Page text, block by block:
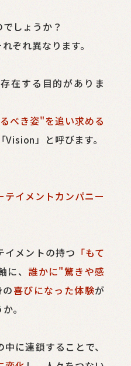
でしょうか？
ぞれ異なります。
在する目的がありま
べき姿"を追い求める
」と呼びます。
テイメントカンパニー
イメントの持つ 「もて
に、 誰かに"驚きや感
喜びになった体験が
。
に連鎖することで、